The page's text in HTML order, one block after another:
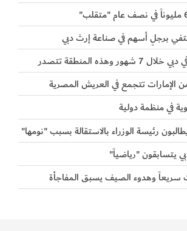
برجلٍ أسهم في صناعة إرث دبي
في منظمة دولية
رئيسة الوزراء بالاستقالة بسبب "نومها"
يتسابقون "رياضياً"
سريعاً وهدوء الصيف يسبق المفاجأة